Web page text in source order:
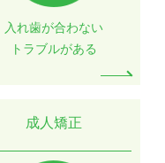
入れ歯が合わない
トラブルがある
成人矯正